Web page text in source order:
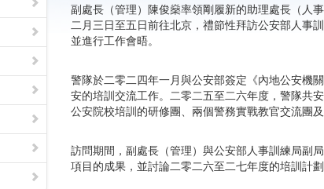
副處長（管理）陳俊燊率領剛履新的助理處長（人
二月三日至五日前往北京，禮節性拜訪公安部人事
並進行工作會晤。
警隊於二零二四年一月與公安部簽定《內地公安機
安的培訓交流工作。二零二五至二六年度，警隊共
公安院校培訓的研修團、兩個警務實戰教官交流團
訪問期間，副處長（管理）與公安部人事訓練局副
項目的成果，並討論二零二六至二七年度的培訓計劃